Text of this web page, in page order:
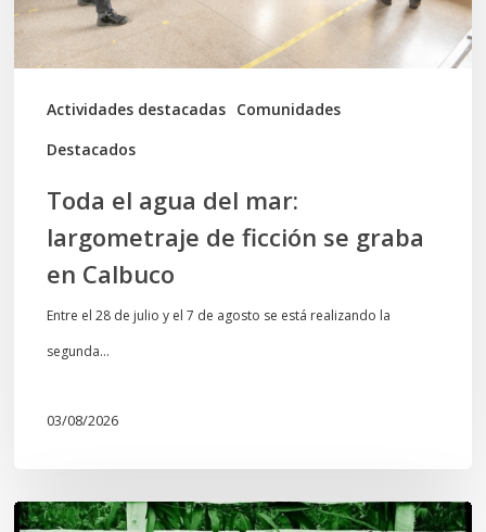
Actividades destacadas Comunidades
Destacados
ficción
se
graba
Toda el agua del mar:
largometraje de ficción se graba
en Calbuco
Entre el 28 de julio y el 7 de agosto se está realizando la
segunda…
03/08/2026
Lof